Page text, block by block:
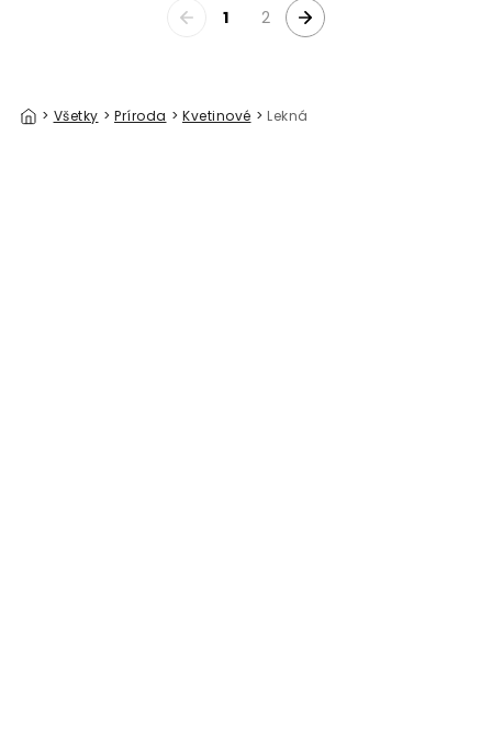
1 2
> Všetky > Príroda > Kvetinové > Lekná